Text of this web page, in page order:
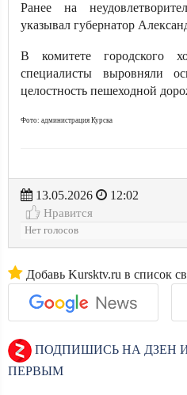
Ранее на
указывал губернатор
В комитете городского
специалисты выровняли
целостность пешеходной
Фото: администрация Курска
13.05.2026
12:02
Нравится
Нет голосов
Добавь Kursktv.ru в список
ПОДПИШИСЬ НА ДЗЕН
ПЕРВЫМ